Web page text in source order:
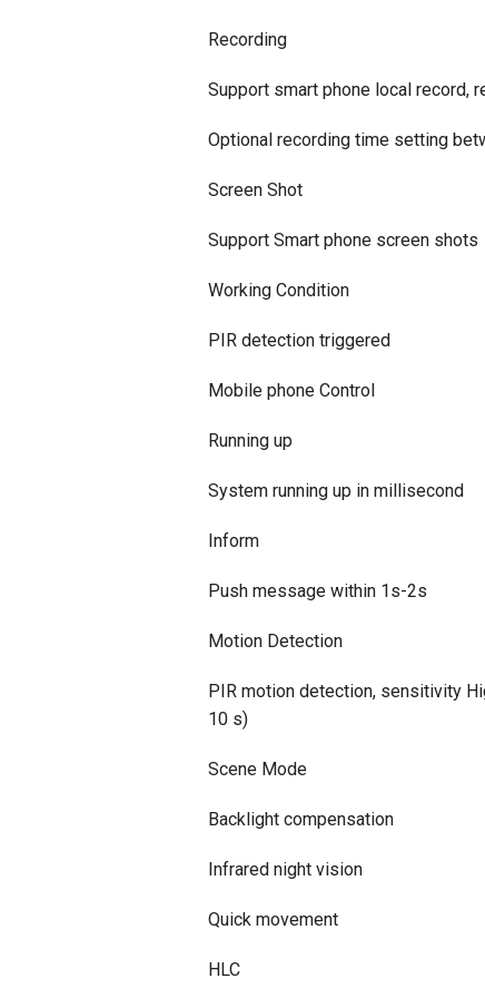
Recording
Support smart phone local record,
Optional recording time setting
Screen Shot
Support Smart phone screen shots
Working Condition
PIR detection triggered
Mobile phone Control
Running up
System running up in millisecond
Inform
Push message within 1s-2s
Motion Detection
PIR motion detection, sensitivity
10 s)
Scene Mode
Backlight compensation
Infrared night vision
Quick movement
HLC